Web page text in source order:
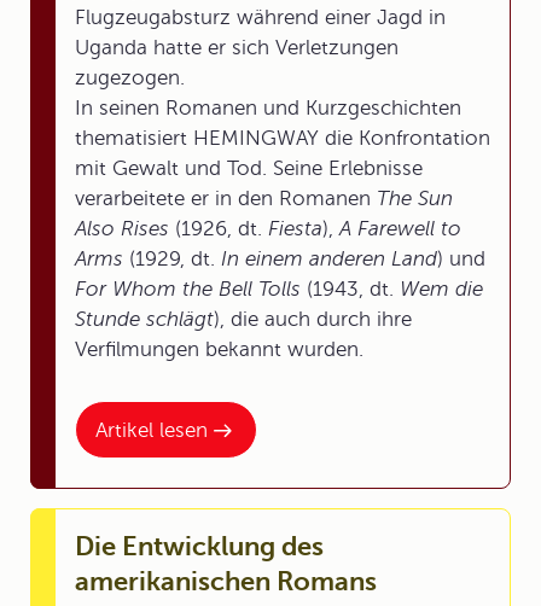
Artikel lesen
Flugzeugabsturz während einer Jagd in
Uganda hatte er sich Verletzungen
zugezogen.
In seinen Romanen und Kurzgeschichten
thematisiert HEMINGWAY die Konfrontation
mit Gewalt und Tod. Seine Erlebnisse
verarbeitete er in den Romanen The Sun
Also Rises (1926, dt. Fiesta),A Farewell to
Arms (1929, dt. In einem anderen Land) und
For Whom the Bell Tolls (1943, dt. Wem die
Stunde schlägt), die auch durch ihre
Verfilmungen bekannt wurden.
Die Entwicklung des
amerikanischen Romans